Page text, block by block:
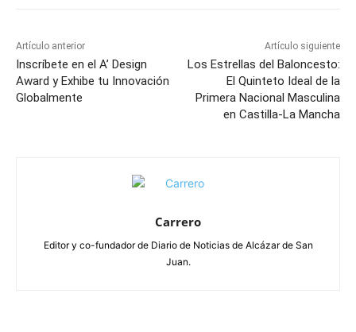
Artículo anterior
Inscríbete en el A’ Design
Award y Exhibe tu Innovación
Globalmente
Artículo siguiente
Los Estrellas del Baloncesto:
El Quinteto Ideal de la
Primera Nacional Masculina
en Castilla-La Mancha
Carrero
Editor y co-fundador de Diario de Noticias de Alcázar de San
Juan.